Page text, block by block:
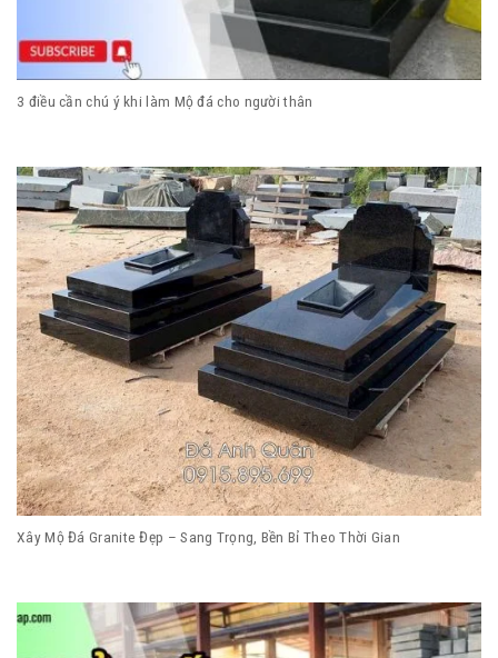
3 điều cần chú ý khi làm Mộ đá cho người thân
Xây Mộ Đá Granite Đẹp – Sang Trọng, Bền Bỉ Theo Thời Gian